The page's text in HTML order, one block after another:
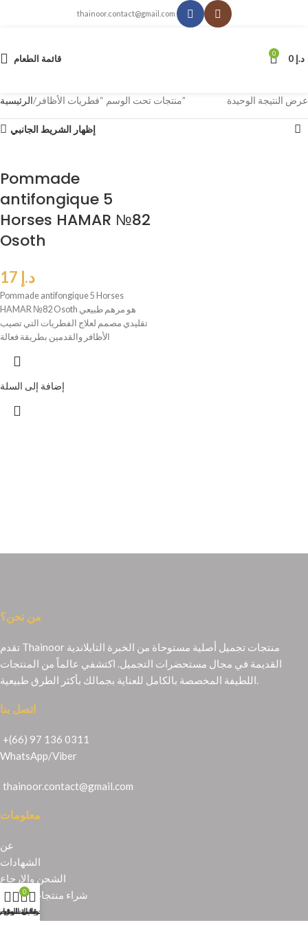
thainoor.contact@gmail.com
قائمة الطعام 0 د.إ
الرئيسية منتجات تحت الوسم “فطريات الأظافر” عرض النتيجة الوحيدة
إظهار الشريط الجانبي
Pommade
antifongique 5
Horses HAMAR №82
Osoth
د.إ
Pommade antifongique 5 Horses
HAMAR №82 Osoth هو مرهم طبيعي
تقليدي مصمم لعلاج الفطريات التي تصيب
الأظافر والقدمين بطريقة فعالة
إضافة إلى السلة
من نحن؟
تقدم Thainoor منتجات تجميل أصلية مستوحاة من الخبرة التايلاندية
القديمة في مجال مستحضرات التجميل. اكتشفي عالماً من المنتجات
اللطيفة المخصصة بالكامل للعناية بجمالك بأكثر الطرق طبيعية.
اتصل بنا
+(66) 97 136 0311
WhatsApp/Viber
thainoor.contact@gmail.com
معلومات
عن
الشهادات
الشحن والإرجاع
شراء منتجات تايلندية
قائمة
0
عربة التسوق
حسابي